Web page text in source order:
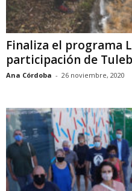
Finaliza el programa
participación de
Ana Córdoba - 26 noviembre, 2020